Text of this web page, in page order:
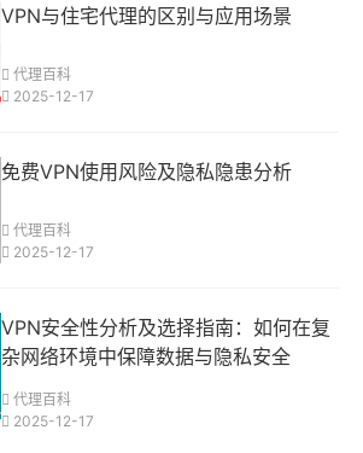
VPN与住宅代理的区别与应用场景
代理百科
2025-12-17
免费VPN使用风险及隐私隐患分析
代理百科
2025-12-17
VPN安全性分析及选择指南：如何在复
杂网络环境中保障数据与隐私安全
代理百科
2025-12-17